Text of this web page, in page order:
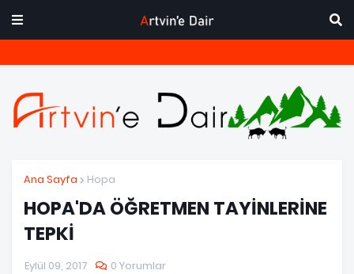
Ana Sayfa Hopa
HOPA'DA ÖĞRETMEN TAYİNLERİNE
TEPKİ
Eylül 09, 2017 0 Yorumlar